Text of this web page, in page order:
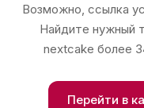
Возможно, ссылка
Найдите нужный
nextcake более
Перейти в